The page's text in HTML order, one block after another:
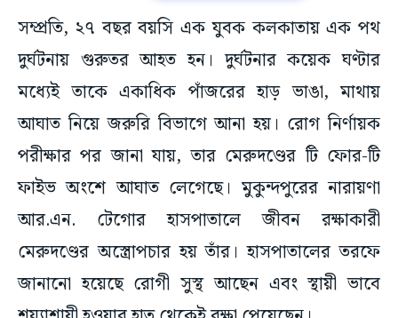
সম্প্রতি, ২৭ বছর বয়সি এক যুবক কলকাতায় এক পথ
দুর্ঘটনায় গুরুতর আহত হন। দুর্ঘটনার কয়েক ঘণ্টার
মধ্যেই তাকে একাধিক পাঁজরের হাড় ভাঙা, মাথায়
আঘাত নিয়ে জরুরি বিভাগে আনা হয়। রোগ নির্ণায়ক
পরীক্ষার পর জানা যায়, তার মেরুদণ্ডের টি ফোর-টি
ফাইভ অংশে আঘাত লেগেছে। মুকুন্দপুরের নারায়ণা
আর.এন. টেগোর হাসপাতালে জীবন রক্ষাকারী
মেরুদণ্ডের অস্ত্রোপচার হয় তাঁর। হাসপাতালের তরফে
জানানো হয়েছে রোগী সুস্থ আছেন এবং স্থায়ী ভাবে